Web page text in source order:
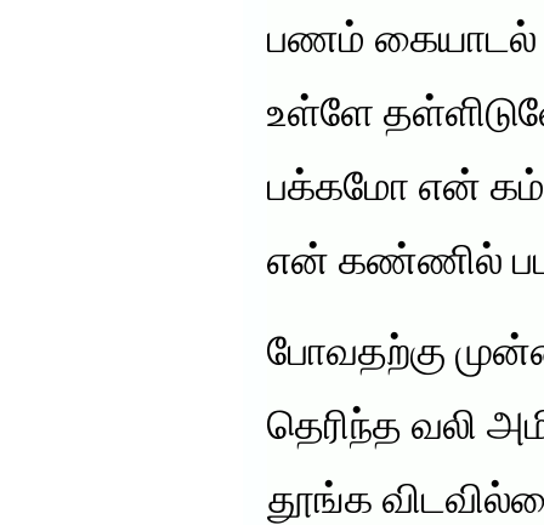
பணம்
உள்ளே
பக்கமோ என்
என் கண்ணில்
போவதற்கு
தெரிந்த வலி
தூங்க